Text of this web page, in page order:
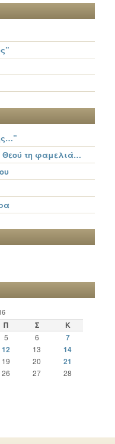
Θεού τη φαμελιά…
Π Σ
Κ
5 6 7
12 13 14
19 20
21
26 27 28